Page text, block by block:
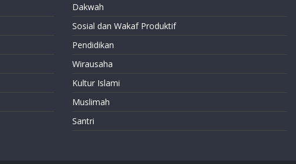
Dakwah
Sosial dan Wakaf Produktif
Pendidikan
Wirausaha
Kultur Islami
Muslimah
Santri